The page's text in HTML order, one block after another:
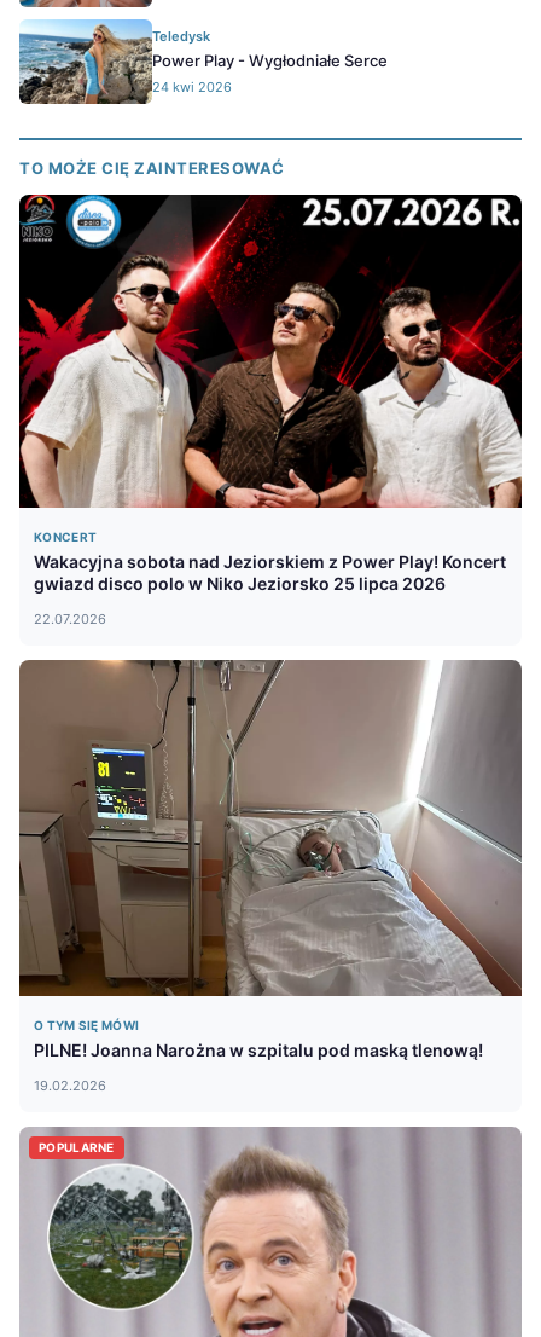
Teledysk
Power Play - Wygłodniałe Serce
24 kwi 2026
TO MOŻE CIĘ ZAINTERESOWAĆ
KONCERT
Wakacyjna sobota nad Jeziorskiem z Power Play! Koncert
gwiazd disco polo w Niko Jeziorsko 25 lipca 2026
22.07.2026
O TYM SIĘ MÓWI
PILNE! Joanna Narożna w szpitalu pod maską tlenową!
19.02.2026
POPULARNE